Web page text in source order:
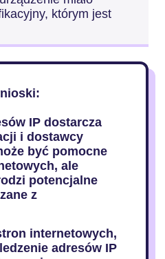
którym jest
IP dostarcza
i dostawcy
być pomocne
ale
potencjalne
z
internetowych,
adresów IP